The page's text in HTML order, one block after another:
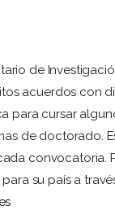
de
acuerdos con
para cursar
de doctorado.
convocatoria.
su país a